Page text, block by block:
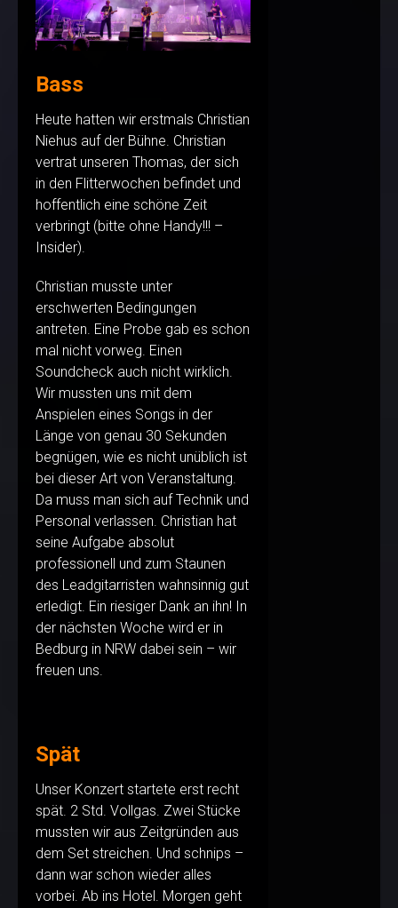
Bass
Heute hatten wir erstmals Christian
Niehus auf der Bühne. Christian
vertrat unseren Thomas, der sich
in den Flitterwochen befindet und
hoffentlich eine schöne Zeit
verbringt (bitte ohne Handy!!! –
Insider).
Christian musste unter
erschwerten Bedingungen
antreten. Eine Probe gab es schon
mal nicht vorweg. Einen
Soundcheck auch nicht wirklich.
Wir mussten uns mit dem
Anspielen eines Songs in der
Länge von genau 30 Sekunden
begnügen, wie es nicht unüblich ist
bei dieser Art von Veranstaltung.
Da muss man sich auf Technik und
Personal verlassen. Christian hat
seine Aufgabe absolut
professionell und zum Staunen
des Leadgitarristen wahnsinnig gut
erledigt. Ein riesiger Dank an ihn! In
der nächsten Woche wird er in
Bedburg in NRW dabei sein – wir
freuen uns.
Spät
Unser Konzert startete erst recht
spät. 2 Std. Vollgas. Zwei Stücke
mussten wir aus Zeitgründen aus
dem Set streichen. Und schnips –
dann war schon wieder alles
vorbei. Ab ins Hotel. Morgen geht